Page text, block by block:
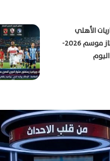
الأهلي
بالدوري المصري الممتاز موسم 2026-